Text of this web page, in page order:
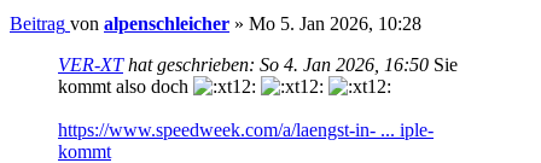
Beitrag von alpenschleicher » Mo 5. Jan 2026, 10:28
VER-XThat geschrieben: So 4. Jan 2026, 16:50 Sie
kommt also doch
https://www.speedweek.com/a/laengst-in- ... iple-
kommt